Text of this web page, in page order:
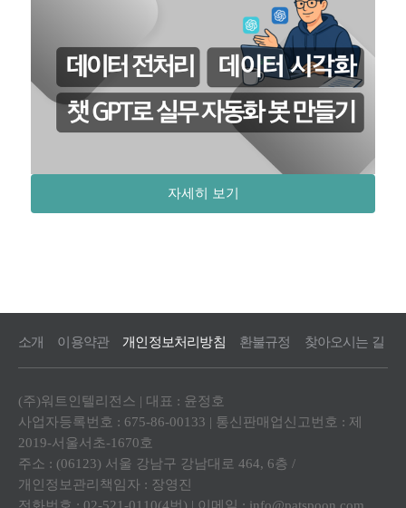
자세히 보기
소개 이용약관 개인정보처리방침 환불규정 찾아오시는 길
(주)워트인텔리전스 | 대표 : 윤정호
사업자등록번호 : 675-86-00133 | 통신판매업신고번호 : 제
2019-서울서초-1670호
주소 : (06123) 서울 강남구 강남대로 464, 6층 /
개인정보관리책임자 : 장영진
전화번호 : 02-521-0110(4번) | 이메일 : info@patspoon.com